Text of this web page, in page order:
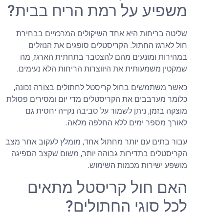
משפיע על רמת הריח בבית?
שליטה בריחות היא אחד השיקולים המרכזיים בבחירת
חול לארגז החתול. הקריסטלים סופגים את הנוזלים
במהירות ומונעים מהם להצטבר בתחתית הארגז, מה
שמקטין משמעותית את היווצרות הריחות הלא נעימים.
כאשר משתמשים בחול קריסטל לחתולים בצורה נכונה,
כלומר מערבבים את הקריסטלים מדי יום ומסירים פסולת
מוצקה בזמן, ניתן לשמור על סביבה נקייה יחסית גם
לאורך מספר ימים ללא החלפה מלאה.
עבור בתים עם יותר מחתול אחד, מומלץ לעקוב אחר מצב
הקריסטלים בתדירות גבוהה יותר, משום שקצב הספיגה
מושפע ישירות מכמות השימוש.
האם חול קריסטל מתאים
לכל סוגי החתולים?